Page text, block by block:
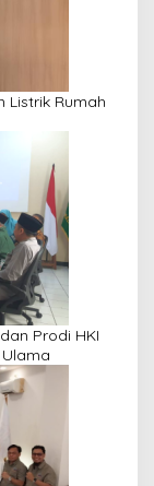
Listrik Rumah
Prodi HKI